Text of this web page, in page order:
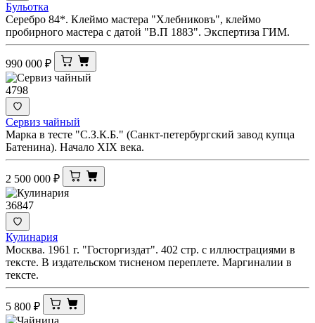
Бульотка
Серебро 84*. Клеймо мастера "Хлебниковъ", клеймо
пробирного мастера с датой "В.П 1883". Экспертиза ГИМ.
990 000 ₽
4798
Сервиз чайный
Марка в тесте "С.З.К.Б." (Санкт-петербургский завод купца
Батенина). Начало XIX века.
2 500 000 ₽
36847
Кулинария
Москва. 1961 г. "Госторгиздат". 402 стр. с иллюстрациями в
тексте. В издательском тисненом переплете. Маргиналии в
тексте.
5 800 ₽